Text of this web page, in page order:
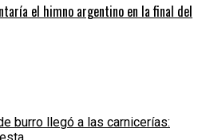
el himno argentino en la final del
burro llegó a las carnicerías: